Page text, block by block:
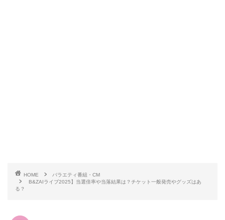
HOME
バラエティ番組・CM
B&ZAIライブ2025】当選倍率や当落結果は？チケット一般発売やグッズはあ
る？